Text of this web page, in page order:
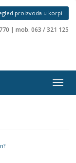
proizvoda u korpi
| mob. 063 / 321 125